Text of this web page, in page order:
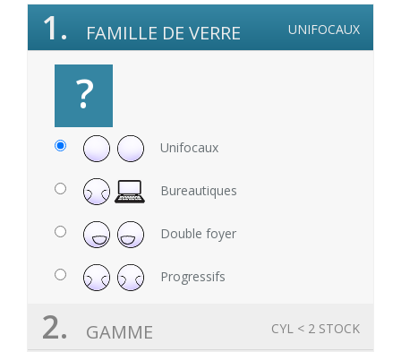
UNIFOCAUX
1. FAMILLE DE VERRE
?
Unifocaux
Bureautiques
Double foyer
Progressifs
CYL < 2 STOCK
2. GAMME